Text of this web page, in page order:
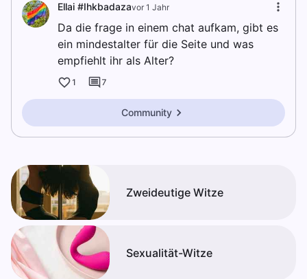
Ellai #Ihkbadazavor 1 Jahr
Da die frage in einem chat aufkam, gibt es
ein mindestalter für die Seite und was
empfiehlt ihr als Alter?
1 7
Community
Zweideutige Witze
Sexualität-Witze